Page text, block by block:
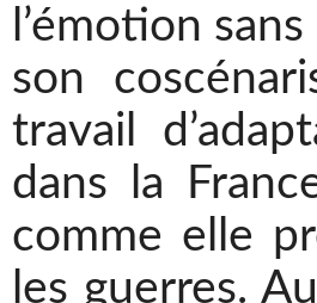
l’émotion
son
travail
dans la
comme elle
les guerres.